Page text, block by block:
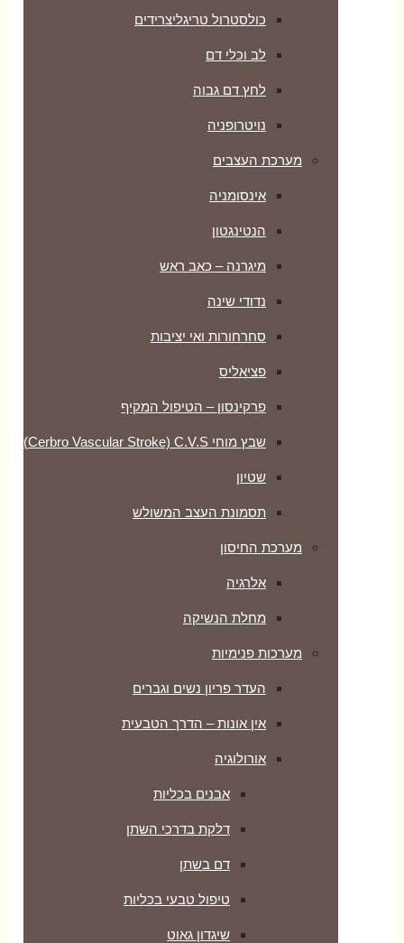
כולסטרול טריגליצרידים
לב וכלי דם
לחץ דם גבוה
נויטרופניה
מערכת העצבים
אינסומניה
הנטינגטון
מיגרנה – כאב ראש
נדודי שינה
סחרחורות ואי יציבות
פציאליס
פרקינסון – הטיפול המקיף
שבץ מוחי Cerbro Vascular Stroke) C.V.S)
שטיון
תסמונת העצב המשולש
מערכת החיסון
אלרגיה
מחלת הנשיקה
מערכות פנימיות
העדר פריון נשים וגברים
אין אונות – הדרך הטבעית
אורולוגיה
אבנים בכליות
דלקת בדרכי השתן
דם בשתן
טיפול טבעי בכליות
שיגדון גאוט